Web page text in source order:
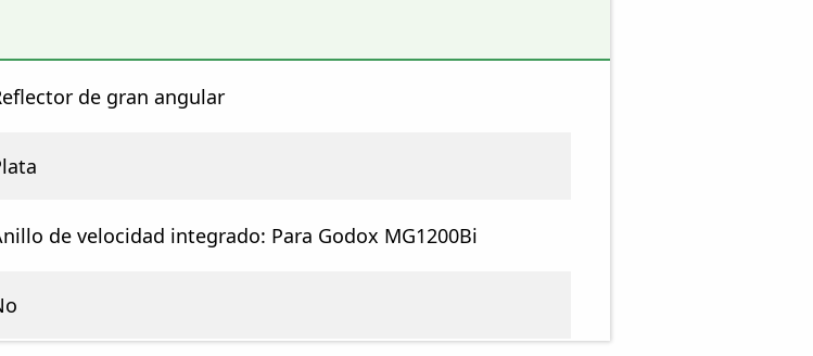
de gran angular
de velocidad integrado: Para Godox MG1200Bi